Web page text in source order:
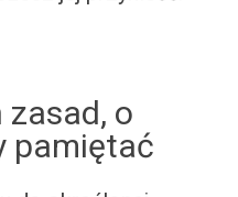
zasad, o
pamiętać